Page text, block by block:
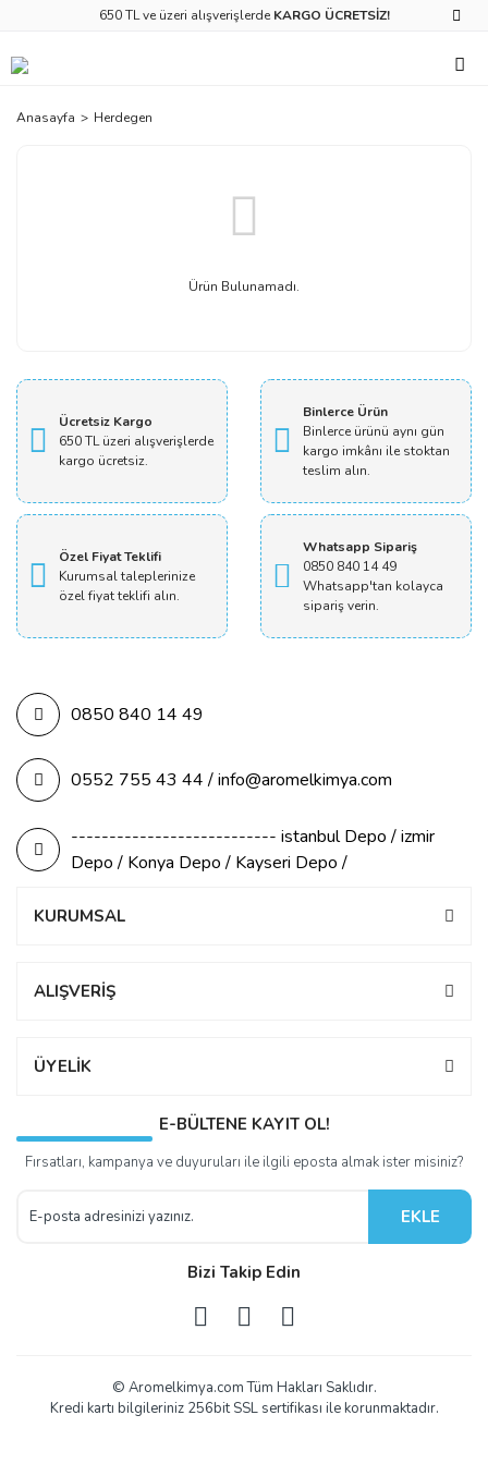
650 TL ve üzeri alışverişlerde KARGO ÜCRETSİZ!
Anasayfa Herdegen
Ürün Bulunamadı.
Ücretsiz Kargo
650 TL üzeri alışverişlerde
kargo ücretsiz.
Binlerce Ürün
Binlerce ürünü aynı gün
kargo imkânı ile stoktan
teslim alın.
Özel Fiyat Teklifi
Kurumsal taleplerinize
özel fiyat teklifi alın.
Whatsapp Sipariş
0850 840 14 49
Whatsapp'tan kolayca
sipariş verin.
0850 840 14 49
0552 755 43 44 / info@aromelkimya.com
--------------------------- istanbul Depo / izmir
Depo / Konya Depo / Kayseri Depo /
KURUMSAL
ALIŞVERİŞ
ÜYELİK
E-BÜLTENE KAYIT OL!
Fırsatları, kampanya ve duyuruları ile ilgili eposta almak ister misiniz?
EKLE
Bizi Takip Edin
© Aromelkimya.com Tüm Hakları Saklıdır.
Kredi kartı bilgileriniz 256bit SSL sertifikası ile korunmaktadır.